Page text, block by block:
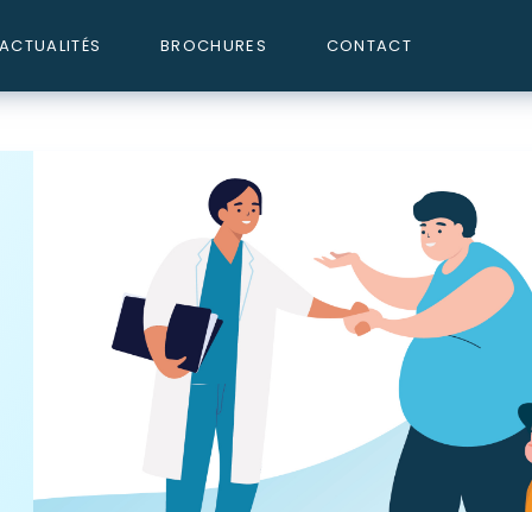
ACTUALITÉS BROCHURES CONTACT